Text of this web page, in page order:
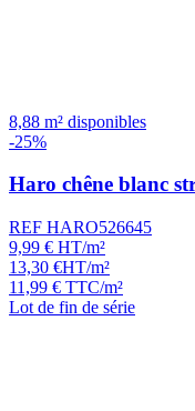
8,88 m² disponibles
-25%
Haro chêne blanc
REF HARO526645
9,99 € HT/m²
13,30 €HT/m²
11,99 € TTC/m²
Lot de fin de série